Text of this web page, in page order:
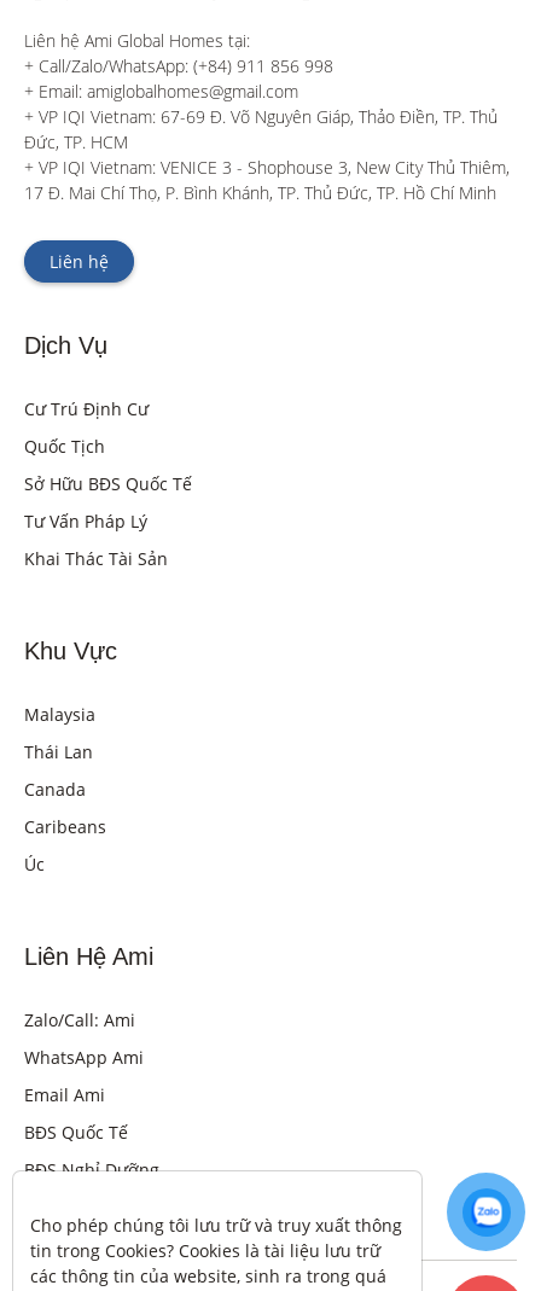
Liên hệ Ami Global Homes tại:
+ Call/Zalo/WhatsApp: (+84) 911 856 998
+ Email: amiglobalhomes@gmail.com
+ VP IQI Vietnam: 67-69 Đ. Võ Nguyên Giáp, Thảo Điền, TP. Thủ
Đức, TP. HCM
+ VP IQI Vietnam: VENICE 3 - Shophouse 3, New City Thủ Thiêm,
17 Đ. Mai Chí Thọ, P. Bình Khánh, TP. Thủ Đức, TP. Hồ Chí Minh
Liên hệ
Dịch Vụ
Cư Trú Định Cư
Quốc Tịch
Sở Hữu BĐS Quốc Tế
Tư Vấn Pháp Lý
Khai Thác Tài Sản
Khu Vực
Malaysia
Thái Lan
Canada
Caribeans
Úc
Liên Hệ Ami
Zalo/Call: Ami
WhatsApp Ami
Email Ami
BĐS Quốc Tế
BĐS Nghỉ Dưỡng
Cho phép chúng tôi lưu trữ và truy xuất thông
tin trong Cookies? Cookies là tài liệu lưu trữ
các thông tin của website, sinh ra trong quá